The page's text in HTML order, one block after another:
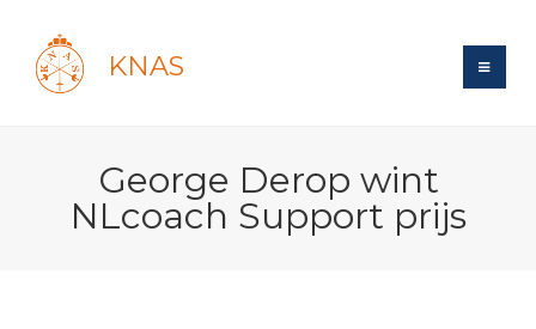
KNAS
Bond
Schermen
George Derop wint
NLcoach Support prijs